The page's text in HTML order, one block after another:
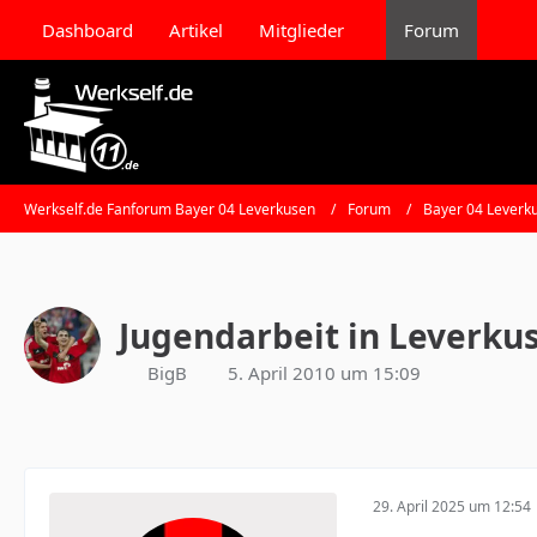
Dashboard Artikel Mitglieder Forum
Werkself.de Fanforum Bayer 04 Leverkusen Forum Bayer 04
Jugendarbeit in
BigB 5. April 2010 um 15:09
29. April 2025 um 12:54